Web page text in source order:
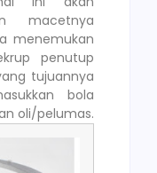
macetnya
menemukan
penutup
tujuannya
bola
oli/pelumas.